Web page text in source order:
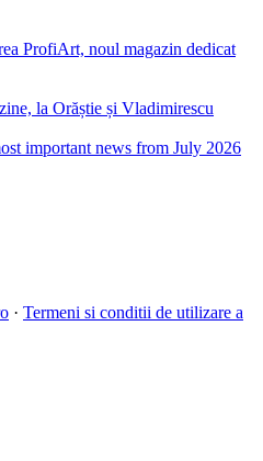
ProfiArt, noul magazin dedicat
la Orăștie și Vladimirescu
important news from July 2026
· Termeni si conditii de utilizare a